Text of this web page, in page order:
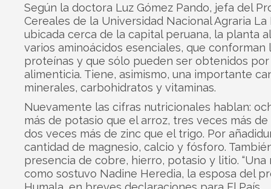
Según la doctora Luz Gómez Pando, jefa del
Cereales de la Universidad Nacional Agraria La
ubicada cerca de la capital peruana, la planta
varios aminoácidos esenciales, que conforman
proteínas y que sólo pueden ser obtenidos por
alimenticia. Tiene, asimismo, una importante
minerales, carbohidratos y vitaminas.
Nuevamente las cifras nutricionales hablan:
más de potasio que el arroz, tres veces más
dos veces más de zinc que el trigo. Por
cantidad de magnesio, calcio y fósforo.
presencia de cobre, hierro, potasio y litio. “Una
como sostuvo Nadine Heredia, la esposa del